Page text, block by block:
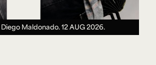
Diego Maldonado.12 AUG 2026.